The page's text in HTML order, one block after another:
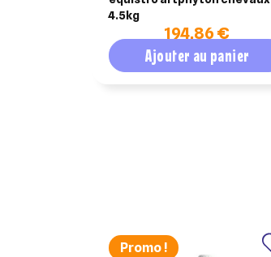
4.5kg
194,86 €
Ajouter au panier
Promo !